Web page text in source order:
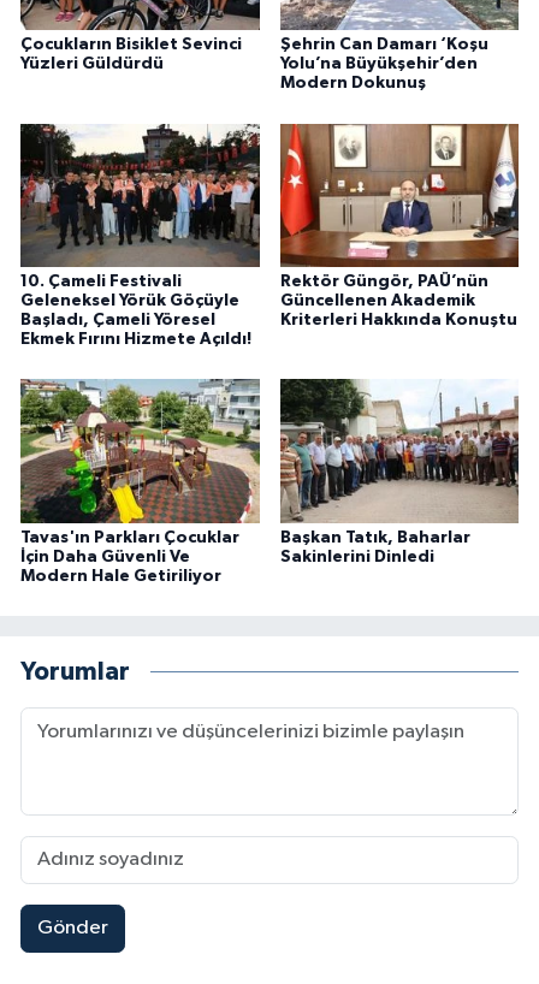
Çocukların Bisiklet Sevinci
Yüzleri Güldürdü
Şehrin Can Damarı ‘Koşu
Yolu’na Büyükşehir’den
Modern Dokunuş
10. Çameli Festivali
Geleneksel Yörük Göçüyle
Başladı, Çameli Yöresel
Ekmek Fırını Hizmete Açıldı!
Rektör Güngör, PAÜ’nün
Güncellenen Akademik
Kriterleri Hakkında Konuştu
Tavas'ın Parkları Çocuklar
İçin Daha Güvenli Ve
Modern Hale Getiriliyor
Başkan Tatık, Baharlar
Sakinlerini Dinledi
Yorumlar
Gönder